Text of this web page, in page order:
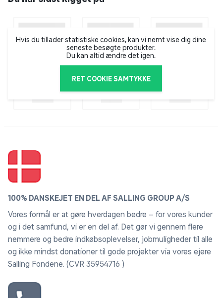
genopfindelse, udviklede Eugene den første moderne
brandet er fortsat kendt for sin innovative
produktudvikling.
Hvis du tillader statistiske cookies, kan vi nemt vise dig dine
seneste besøgte produkter.
Du kan altid ændre det igen.
RET COOKIE SAMTYKKE
100% DANSKEJET EN DEL AF SALLING GROUP A/S
Vores formål er at gøre hverdagen bedre – for vores kunder
og i det samfund, vi er en del af. Det gør vi gennem flere
nemmere og bedre indkøbsoplevelser, jobmuligheder til alle
og ikke mindst donationer til gode projekter via vores ejere
Salling Fondene. (CVR 35954716 )